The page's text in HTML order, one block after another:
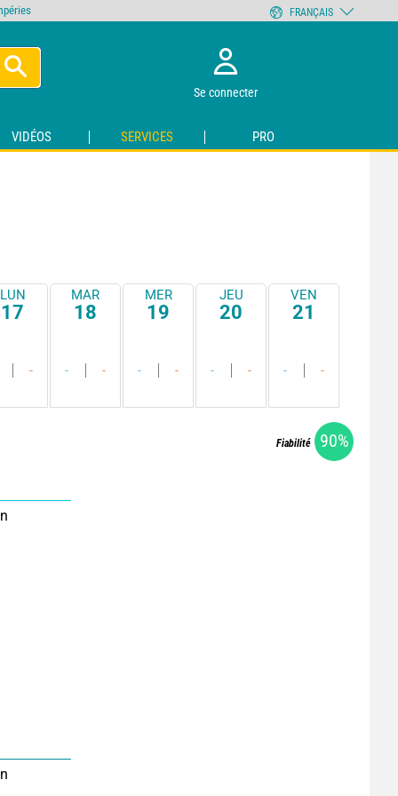
Se connecter
VIDÉOS SERVICES PRO
LUN
17
-
MAR
18
- -
MER
19
- -
JEU
20
- -
VEN
21
- -
Fiabilité 90%
FRANÇAIS